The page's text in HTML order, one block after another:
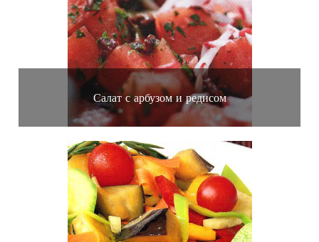
Салат с арбузом и редисом